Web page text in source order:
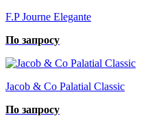
F.P Journe Elegante
По запросу
Jacob & Co Palatial Classic
По запросу